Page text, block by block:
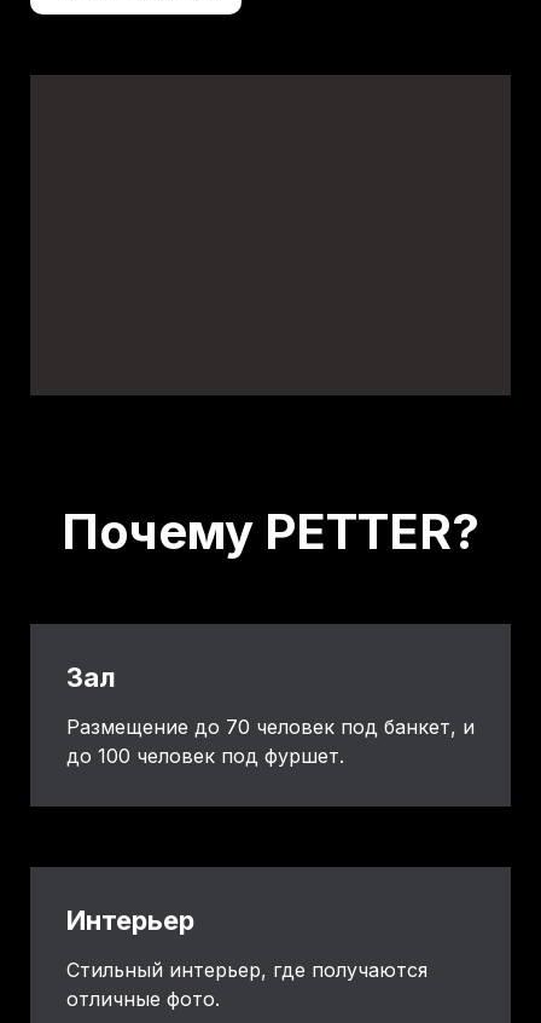
Почему PETTER?
Зал
Размещение до 70 человек под банкет, и
до 100 человек под фуршет.
Интерьер
Стильный интерьер, где получаются
отличные фото.